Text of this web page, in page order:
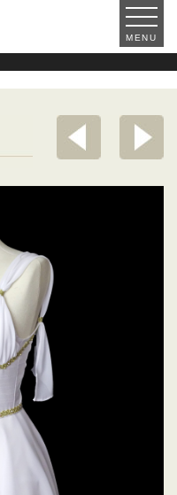
MENU